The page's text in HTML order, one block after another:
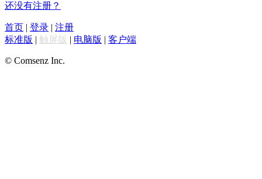
还没有注册？
首页 | 登录 | 注册
标准版 | 触屏版 | 电脑版 | 客户端
© Comsenz Inc.